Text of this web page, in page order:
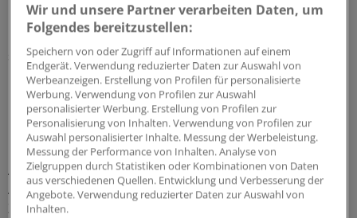
und Blutkreislauf, Wasser-, Elektrolyt- und Säure-Basen-
Haushalt oder Haut unter die Lupe genommen. Wo es
sich anbietet und wo es für das Verständnis der
Organfunktionen dienlich ist, werden dabei erst
Informationen zur Anatomie geliefert, dann werden
physiologische Abläufe beschrieben und
pathophysiologische Prozesse.
Auch hier wiederum: klare Strukturen, viele
Abbildungen, Fluss-Schemata und Tabellen. Eine
Zusammenstellung der Maßeinheiten der Physiologie
Wir und unsere Partner verarbeiten Daten, um
Folgendes bereitzustellen:
Speichern von oder Zugriff auf Informationen auf einem
Endgerät. Verwendung reduzierter Daten zur Auswahl von
Werbeanzeigen. Erstellung von Profilen für personalisierte
Werbung. Verwendung von Profilen zur Auswahl
personalisierter Werbung. Erstellung von Profilen zur
Personalisierung von Inhalten. Verwendung von Profilen zur
Auswahl personalisierter Inhalte. Messung der Werbeleistung.
Messung der Performance von Inhalten. Analyse von
Zielgruppen durch Statistiken oder Kombinationen von Daten
aus verschiedenen Quellen. Entwicklung und Verbesserung der
Angebote. Verwendung reduzierter Daten zur Auswahl von
Inhalten.